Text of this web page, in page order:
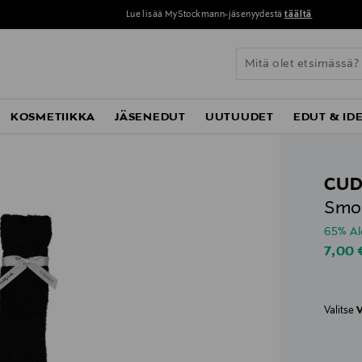
Lue lisää MyStockmann-jäsenyydestä täältä
KOSMETIIKKA JÄSENEDUT UUTUUDET EDUT &
65%
7,00
Valitse